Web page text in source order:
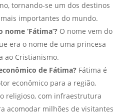
tornando-se um dos destinos
importantes do mundo.
‘Fátima’?O nome vem do
era o nome de uma princesa
ao Cristianismo.
de Fátima?Fátima é
econômico para a região,
religioso, com infraestrutura
acomodar milhões de visitantes